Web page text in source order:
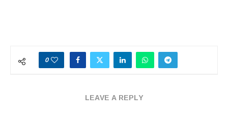
0
LEAVE A REPLY